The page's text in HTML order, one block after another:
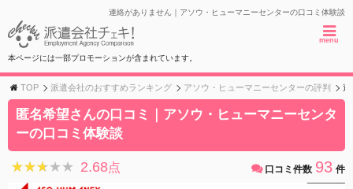
連絡がありません｜アソウ・ヒューマニーセンターの口コミ体験談
menu
本ページには一部プロモーションが含まれています。
TOP 派遣会社のおすすめランキング アソウ・ヒューマニーセンターの評判 連
匿名希望さんの口コミ｜アソウ・ヒューマニーセンタ
ーの口コミ体験談
★★★★★
★★★★★ 2.68点 口コミ件数 93 件